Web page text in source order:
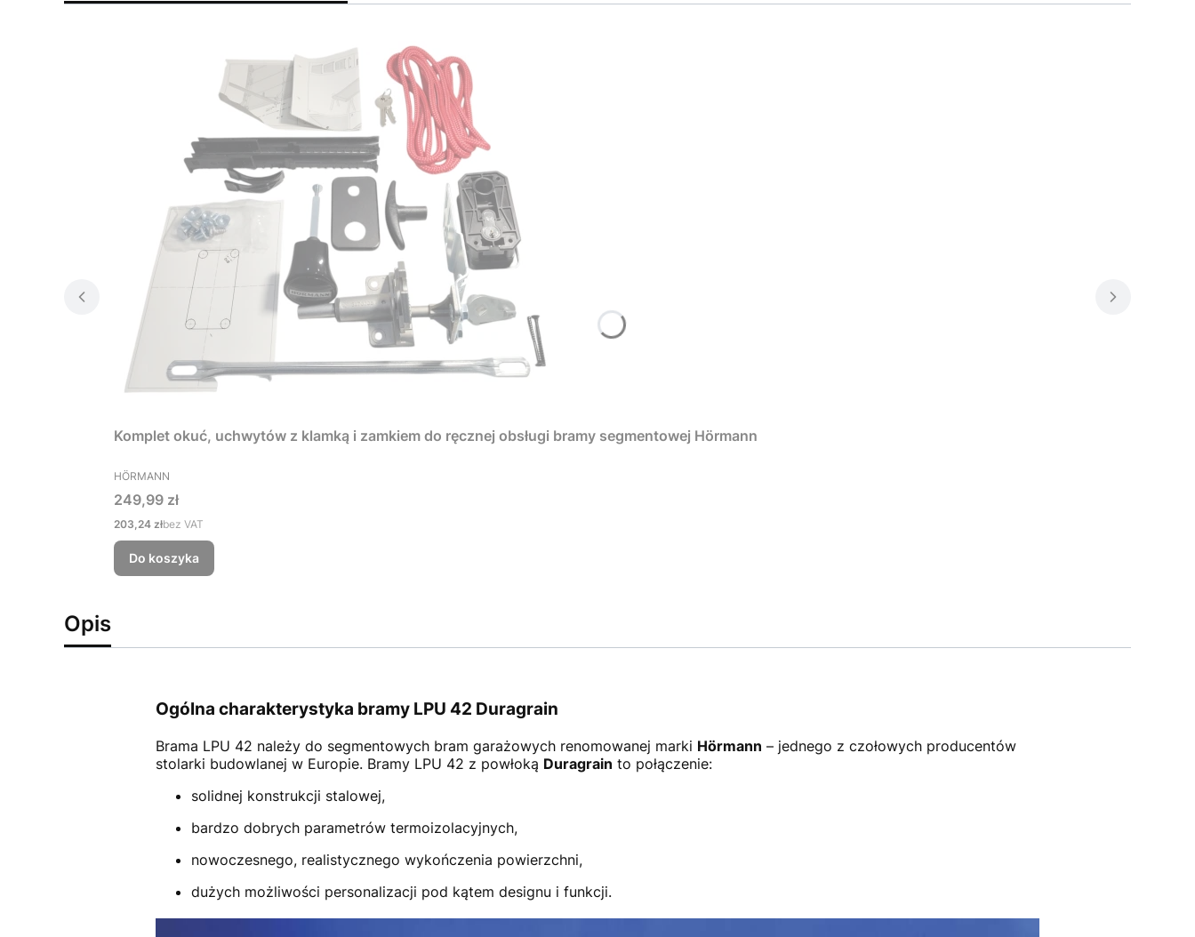
Komplet okuć, uchwytów z klamką i zamkiem do ręcznej obsługi bramy segmentowej Hörmann
PRODUCENT
HÖRMANN
Cena
249,99 zł
Cena
203,24 złbez VAT
Do koszyka
Opis
Ogólna charakterystyka bramy LPU 42 Duragrain
Brama LPU 42 należy do segmentowych bram garażowych renomowanej marki Hörmann – jednego z czołowych producentów
stolarki budowlanej w Europie. Bramy LPU 42 z powłoką Duragrain to połączenie:
solidnej konstrukcji stalowej,
bardzo dobrych parametrów termoizolacyjnych,
nowoczesnego, realistycznego wykończenia powierzchni,
dużych możliwości personalizacji pod kątem designu i funkcji.